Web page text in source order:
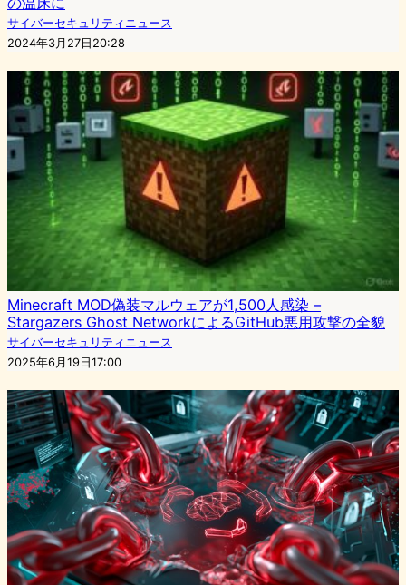
サイバーセキュリティニュース
2024年3月27日20:28
Minecraft MOD偽装マルウェアが1,500人感染 –
Stargazers Ghost NetworkによるGitHub悪用攻撃の全貌
サイバーセキュリティニュース
2025年6月19日17:00